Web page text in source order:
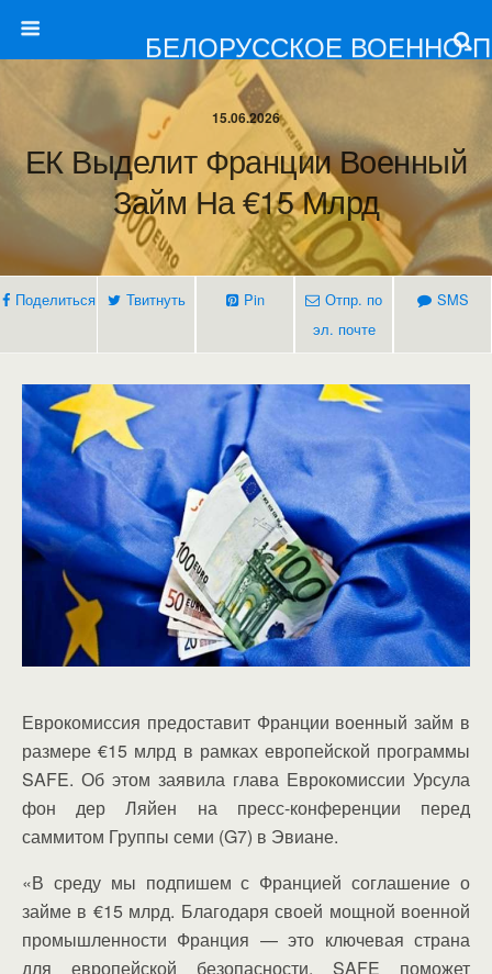
БЕЛОРУССКОЕ ВОЕННО-
15.06.2026
ЕК Выделит Франции Военный
Займ На €15 Млрд
Поделиться Твитнуть Pin
Отпр. по
эл. почте
SMS
Еврокомиссия предоставит Франции военный займ в
размере €15 млрд в рамках европейской программы
SAFE. Об этом заявила глава Еврокомиссии Урсула
фон дер Ляйен на пресс-конференции перед
саммитом Группы семи (G7) в Эвиане.
«В среду мы подпишем с Францией соглашение о
займе в €15 млрд. Благодаря своей мощной военной
промышленности Франция — это ключевая страна
для европейской безопасности. SAFE поможет